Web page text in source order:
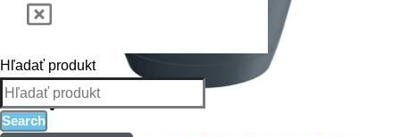
Hľadať produkt
Search